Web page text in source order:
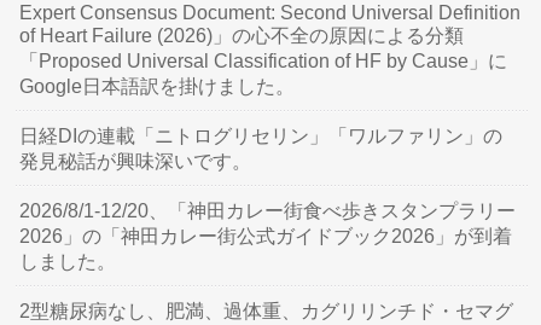
Expert Consensus Document: Second Universal Definition
of Heart Failure (2026)」の心不全の原因による分類
「Proposed Universal Classification of HF by Cause」に
Google日本語訳を掛けました。
日経DIの連載「ニトログリセリン」「ワルファリン」の
発見秘話が興味深いです。
2026/8/1-12/20、「神田カレー街食べ歩きスタンプラリー
2026」の「神田カレー街公式ガイドブック2026」が到着
しました。
2型糖尿病なし、肥満、過体重、カグリリンチド・セマグ